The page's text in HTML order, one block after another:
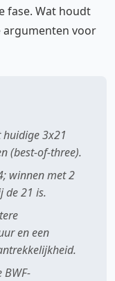
fase. Wat houdt
argumenten voor
huidige 3x21
(best-of-three).
winnen met 2
de 21 is.
en een